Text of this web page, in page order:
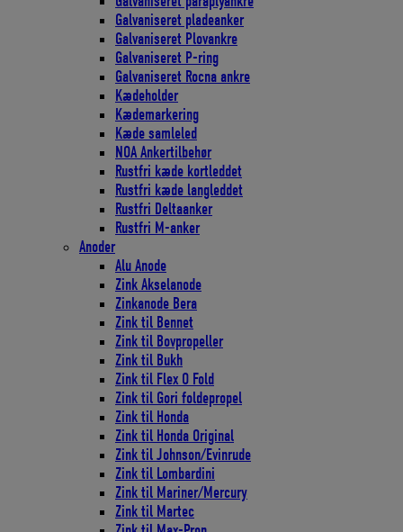
Galvaniseret pladeanker
Galvaniseret Plovankre
Galvaniseret P-ring
Galvaniseret Rocna ankre
Kædeholder
Kædemarkering
Kæde samleled
NOA Ankertilbehør
Rustfri kæde kortleddet
Rustfri kæde langleddet
Rustfri Deltaanker
Rustfri M-anker
Anoder
Alu Anode
Zink Akselanode
Zinkanode Bera
Zink til Bennet
Zink til Bovpropeller
Zink til Bukh
Zink til Flex O Fold
Zink til Gori foldepropel
Zink til Honda
Zink til Honda Original
Zink til Johnson/Evinrude
Zink til Lombardini
Zink til Mariner/Mercury
Zink til Martec